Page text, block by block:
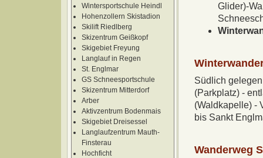
Wintersportschule Heindl
Hohenzollern Skistadion
Skilift Riedlberg
Skizentrum Geißkopf
Skigebiet Freyung
Langlauf in Regen
St. Englmar
GS Schneesportschule
Skizentrum Mitterdorf
Arber
Aktivzentrum Bodenmais
Skigebiet Dreisessel
Langlaufzentrum Mauth-
Finsterau
Hochficht
Glider)-
Südlich
(Parkplatz) -
(Waldkapelle) -
bis Sankt
Wanderweg